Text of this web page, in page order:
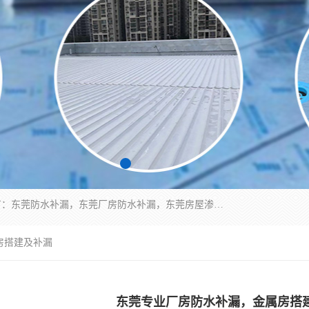
东莞市华展防水补漏装饰工程有限公司主要服务有：东莞防水补漏，东莞厂房防水补漏，东莞房屋渗漏水维修，楼面漏水维修，裂缝补漏，伸缩缝补漏，卫生间防水改造，厕所漏水补漏，外墙窗台补漏，电梯井堵漏，地下车库防水引水工程等
搭建及补漏
东莞专业厂房防水补漏，金属房搭